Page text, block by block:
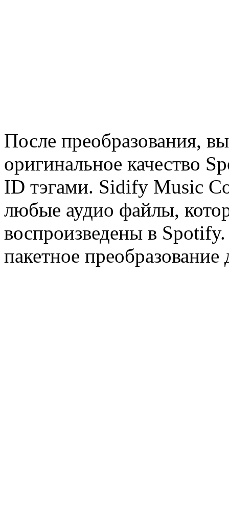
После преобразования,
оригинальное качество
ID тэгами. Sidify Music
любые аудио файлы,
воспроизведены в
пакетное